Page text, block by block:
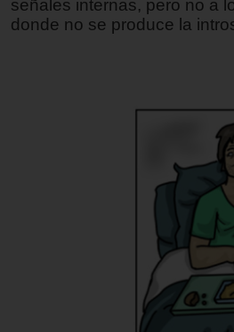
señales internas, pero no a
donde no se produce la